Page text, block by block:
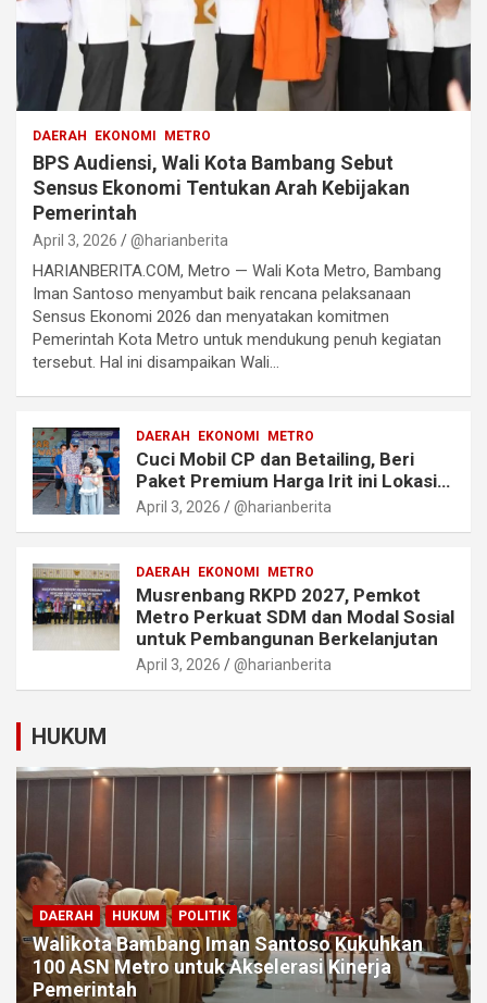
DAERAH EKONOMI METRO
BPS Audiensi, Wali Kota Bambang Sebut
Sensus Ekonomi Tentukan Arah Kebijakan
Pemerintah
April 3, 2026 @harianberita
HARIANBERITA.COM, Metro — Wali Kota Metro, Bambang
Iman Santoso menyambut baik rencana pelaksanaan
Sensus Ekonomi 2026 dan menyatakan komitmen
Pemerintah Kota Metro untuk mendukung penuh kegiatan
tersebut. Hal ini disampaikan Wali…
DAERAH EKONOMI METRO
Cuci Mobil CP dan Betailing, Beri
Paket Premium Harga Irit ini Lokasi…
April 3, 2026 @harianberita
DAERAH EKONOMI METRO
Musrenbang RKPD 2027, Pemkot
Metro Perkuat SDM dan Modal Sosial
untuk Pembangunan Berkelanjutan
April 3, 2026 @harianberita
HUKUM
DAERAH HUKUM POLITIK
Walikota Bambang Iman Santoso Kukuhkan
100 ASN Metro untuk Akselerasi Kinerja
Pemerintah